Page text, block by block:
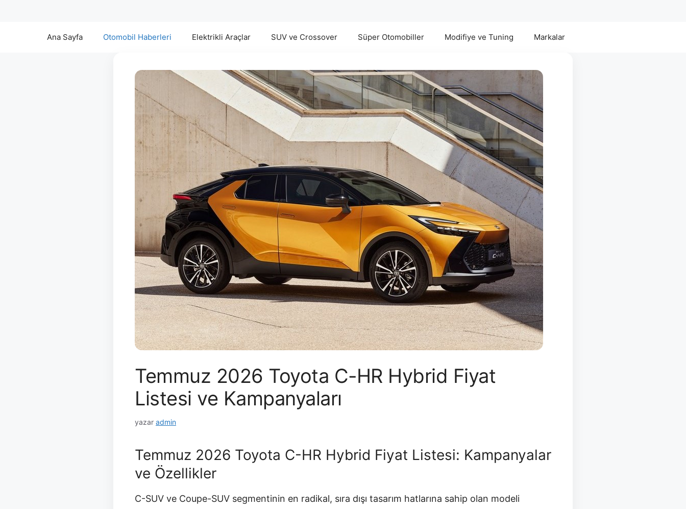
Ana Sayfa Otomobil Haberleri Elektrikli Araçlar SUV ve Crossover Süper Otomobiller Modifiye ve Tuning Markalar
Temmuz 2026 Toyota C-HR Hybrid Fiyat
Listesi ve Kampanyaları
yazar admin
Temmuz 2026 Toyota C-HR Hybrid Fiyat Listesi: Kampanyalar
ve Özellikler
C-SUV ve Coupe-SUV segmentinin en radikal, sıra dışı tasarım hatlarına sahip olan modeli